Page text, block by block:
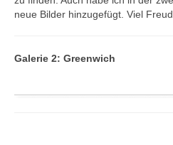
Östersund
Bern
neue Bilder hinzugefügt. Viel
Galerie 2: Greenwich